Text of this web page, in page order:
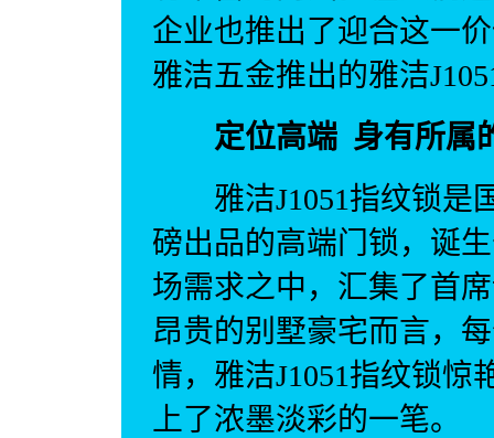
企业也推出了迎合这一
雅洁五金推出的雅洁
定位高端 身有所属
雅洁J1051指纹锁是
磅出品的高端门锁，诞
场需求之中，汇集了首
昂贵的别墅豪宅而言，
情，雅洁J1051指纹锁惊
上了浓墨淡彩的一笔。